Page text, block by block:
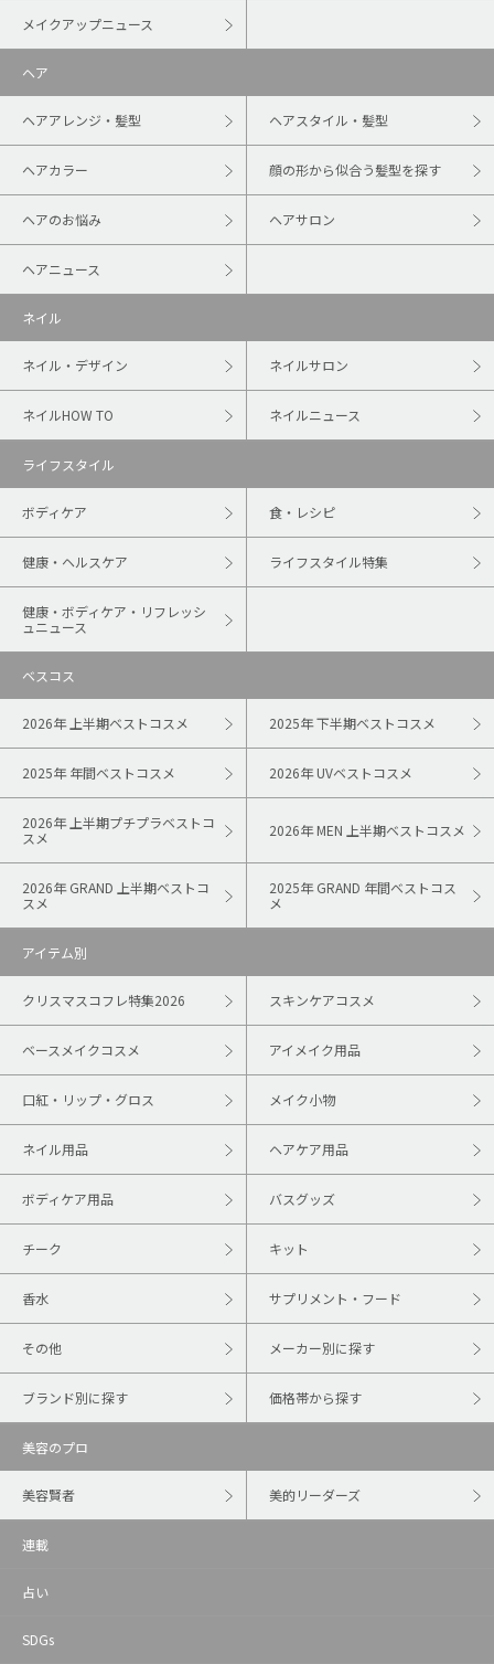
メイクアップニュース
ヘア
ヘアアレンジ・髪型 ヘアスタイル・髪型
ヘアカラー 顔の形から似合う髪型を探す
ヘアのお悩み ヘアサロン
ヘアニュース
ネイル
ネイル・デザイン ネイルサロン
ネイルHOW TO ネイルニュース
ライフスタイル
ボディケア 食・レシピ
健康・ヘルスケア ライフスタイル特集
健康・ボディケア・リフレッシ
ュニュース
ベスコス
2026年 上半期ベストコスメ 2025年 下半期ベストコスメ
2025年 年間ベストコスメ 2026年 UVベストコスメ
2026年 上半期プチプラベストコ
スメ
2026年 MEN 上半期ベストコスメ
2026年 GRAND 上半期ベストコ
スメ
2025年 GRAND 年間ベストコス
メ
アイテム別
クリスマスコフレ特集2026 スキンケアコスメ
ベースメイクコスメ アイメイク用品
口紅・リップ・グロス メイク小物
ネイル用品 ヘアケア用品
ボディケア用品 バスグッズ
チーク キット
香水 サプリメント・フード
その他 メーカー別に探す
ブランド別に探す 価格帯から探す
美容のプロ
美容賢者 美的リーダーズ
連載
占い
SDGs